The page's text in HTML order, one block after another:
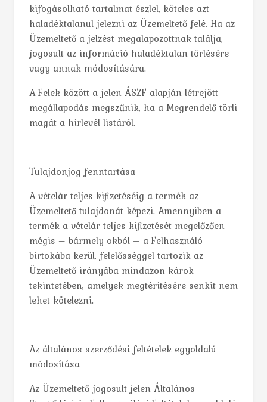
kifogásolható tartalmat észlel, köteles azt
haladéktalanul jelezni az Üzemeltető felé. Ha az
Üzemeltető a jelzést megalapozottnak találja,
jogosult az információ haladéktalan törlésére
vagy annak módosítására.
A Felek között a jelen ÁSZF alapján létrejött
megállapodás megszűnik, ha a Megrendelő törli
magát a hírlevél listáról.
Tulajdonjog fenntartása
A vételár teljes kifizetéséig a termék az
Üzemeltető tulajdonát képezi. Amennyiben a
termék a vételár teljes kifizetését megelőzően
mégis – bármely okból – a Felhasználó
birtokába kerül, felelősséggel tartozik az
Üzemeltető irányába mindazon károk
tekintetében, amelyek megtérítésére senkit nem
lehet kötelezni.
Az általános szerződési feltételek egyoldalú
módosítása
Az Üzemeltető jogosult jelen Általános